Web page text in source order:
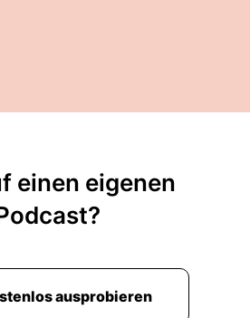
einen eigenen
ausprobieren